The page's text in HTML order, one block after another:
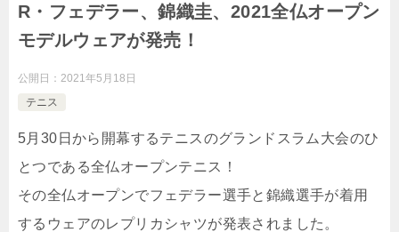
R・フェデラー、錦織圭、2021全仏オープン
モデルウェアが発売！
公開日： 2021年5月18日
テニス
5月30日から開幕するテニスのグランドスラム大会のひ
とつである全仏オープンテニス！
その全仏オープンでフェデラー選手と錦織選手が着用
するウェアのレプリカシャツが発表されました。